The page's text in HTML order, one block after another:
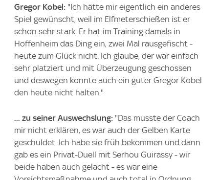
Gregor Kobel: "Ich hätte mir eigentlich ein anderes
Spiel gewünscht, weil im Elfmeterschießen ist er
schon sehr stark. Er hat im Training damals in
Hoffenheim das Ding ein, zwei Mal rausgefischt -
heute zum Glück nicht. Ich glaube, der war einfach
sehr platziert und mit Überzeugung geschossen
und deswegen konnte auch ein guter Gregor Kobel
den heute nicht halten."
... zu seiner Auswechslung: "Das musste der Coach
mir nicht erklären, es war auch der Gelben Karte
geschuldet. Ich habe sie früh bekommen und dann
gab es ein Privat-Duell mit Serhou Guirassy - wir
beide haben auch gelacht - es war eine